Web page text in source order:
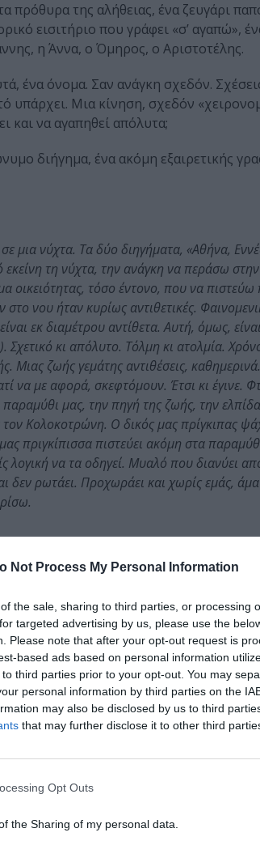
Not Process My Personal Information
the sale, sharing to third parties, or processing
targeted advertising by us, please use the
Please note that after your opt-out request is
based ads based on personal information
third parties prior to your opt-out. You may
personal information by third parties on the
may also be disclosed by us to third
that may further disclose it to other third
Opt Outs
the Sharing of my personal data.
της αλήθειας, ένα ζευγάρι
εισιτήριο που γράφει «σ’ αγαπώ»,
η Άννα, ο Όμηρος, ο Αριστοτέλης.
ένα όνομα. Σαν ανάγκη σχεδόν.
Μια κίνηση, σχεδόν
και να αγαπηθεί απόλυτα;
διήγημα, ένα ακόμη εξαιρετικής
μια νύχτα. Τα δύο διηγήματα, «Αθήνα,
τη νύχτα, την ανάγκη να περάσω
οικειότητας, τόσο έντονο, που να
νου ήταν κυρίως αντιθετικές.
εκ διαμέτρου αντίθετα. Αυτή, όμως,
κι απόλυτο. Τόλμη κι ατολμία.
Μιας ζωής γεμάτης αντιθέσεις,
να με αφορά, σκεφτόμουν. Έτσι κι έγινε.
μας, την πηγή της ζωής, την
Κολοκοτρώνη. Ο δικός μας πρίγκιπας
πριγκίπισσα πιστεύει ακόμη στα
να τα οδηγεί. Μυαλό που διανύει
δεν ρωτάει. Προχωράει και χωρίς εμάς,